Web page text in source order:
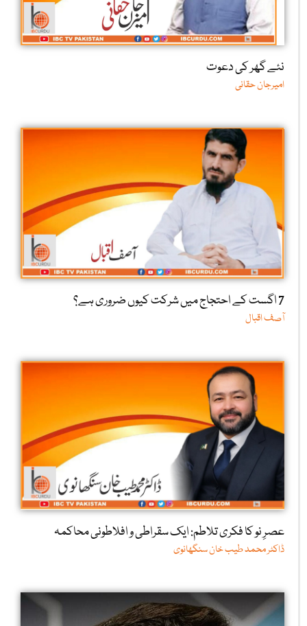
نئے گھر کی دعوت
امیرجان حقانی
7 اگست کے احتجاج میں شرکت کیوں ضروری ہے؟
آصف اقبال
عصرِ نو کا فکری تلاطم: ایک سقراطی و افلاطونی محاکمہ
ڈاکٹر محمد طیب خان سنگھانوی